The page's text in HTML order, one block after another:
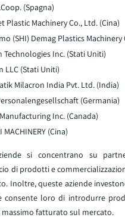
(Spagna)
Plastic Machinery Co., Ltd. (Cina)
(SHI) Demag Plastics Machinery
Technologies Inc. (Stati Uniti)
LLC (Stati Uniti)
Milacron India Pvt. Ltd. (India)
(Germania)
Inc. (Canada)
MACHINERY (Cina)
si concentrano su
di prodotti e
Inoltre, queste aziende
consente loro di introdurre
fatturato sul mercato.